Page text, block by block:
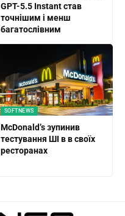
GPT-5.5 Instant став
точнішим і менш
багатослівним
SOFTNEWS
McDonald’s зупинив
тестування ШІ в в своїх
ресторанах